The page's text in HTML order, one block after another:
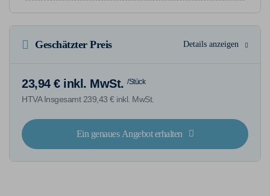
Geschätzter Preis Details anzeigen
23,94 € inkl. MwSt. /Stück
HTVA Insgesamt 239,43 € inkl. MwSt.
Ein genaues Angebot erhalten